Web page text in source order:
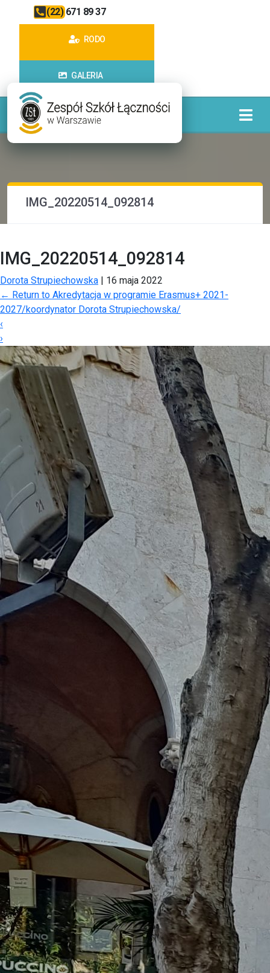
(22) 671 89 37
RODO
GALERIA
IMG_20220514_092814
IMG_20220514_092814
Dorota Strupiechowska | 16 maja 2022
← Return to Akredytacja w programie Erasmus+ 2021-
2027/koordynator Dorota Strupiechowska/
‹
›